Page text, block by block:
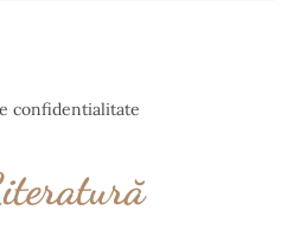
confidentialitate